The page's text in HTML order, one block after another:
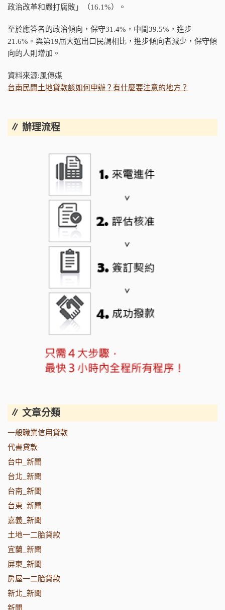
政治改革和嚴打腐敗」（16.1%）。
至於應答者的政治傾向，保守31.4%，中間39.5%，進步
21.6%。與第19屆大選出口民調相比，進步傾向者減少，保守傾
向的人則增加。
資料來源:風傳媒
台南民間土地貸款該如何申辦？有什麼要注意的地方？
∥ 辦理流程
∥ 文章分類
一般職業信用貸款
代書貸款
台中_新聞
台北_新聞
台南_新聞
台東_新聞
嘉義_新聞
土地一二胎貸款
宜蘭_新聞
屏東_新聞
房屋一二胎貸款
新北_新聞
新聞